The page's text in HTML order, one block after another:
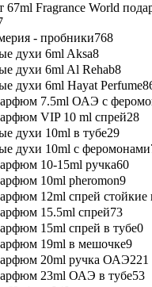
67ml Fragrance World
- пробники768
духи 6ml Aksa8
духи 6ml Al Rehab8
духи 6ml Hayat Perfume
7.5ml ОАЭ с
VIP 10 ml спрей28
духи 10ml в тубе29
духи 10ml с феромонами
10-15ml ручка60
10ml pheromon9
12ml спрей стойкие
15.5ml спрей73
15ml спрей в тубе0
19ml в мешочке9
20ml ручка ОАЭ221
23ml ОАЭ в тубе53